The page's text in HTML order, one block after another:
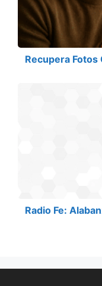
Recupera Fotos
Radio Fe: